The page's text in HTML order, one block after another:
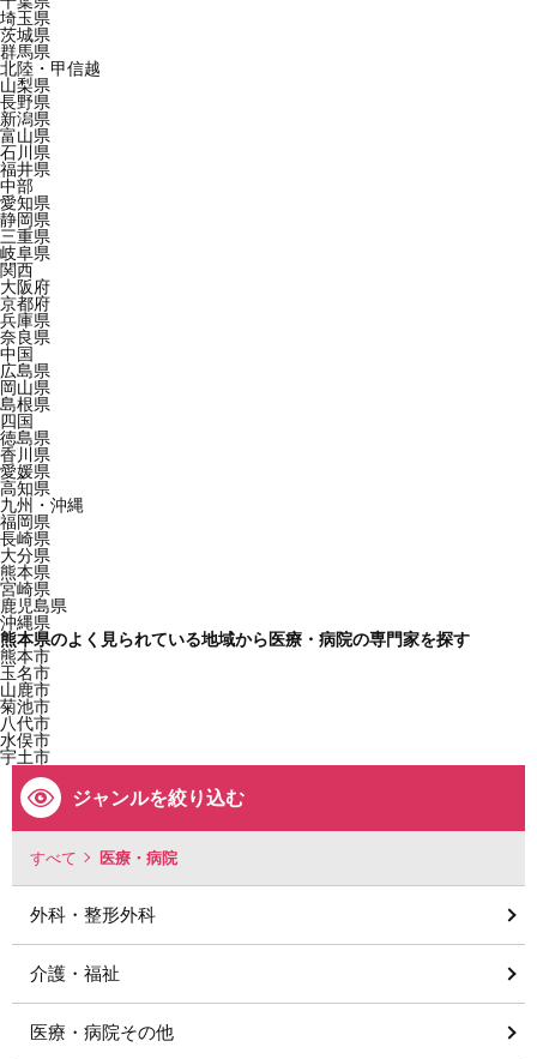
埼玉県
茨城県
群馬県
北陸・甲信越
山梨県
長野県
新潟県
富山県
石川県
福井県
中部
愛知県
静岡県
三重県
岐阜県
関西
大阪府
京都府
兵庫県
奈良県
中国
広島県
岡山県
島根県
四国
徳島県
香川県
愛媛県
高知県
九州・沖縄
福岡県
長崎県
大分県
熊本県
宮崎県
鹿児島県
沖縄県
熊本県のよく見られている地域から医療・病院の専門家を探す
熊本市
玉名市
山鹿市
菊池市
八代市
水俣市
宇土市
ジャンルを絞り込む
すべて 医療・病院
外科・整形外科
介護・福祉
医療・病院その他